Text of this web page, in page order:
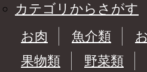
カテゴリからさがす
お肉
魚介類
果物類
野菜類